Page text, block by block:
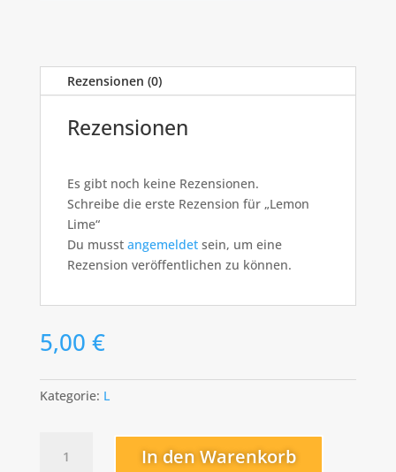
Rezensionen (0)
Rezensionen
Es gibt noch keine Rezensionen.
Schreibe die erste Rezension für „Lemon
Lime“
Du musst angemeldetsein, um eine
Rezension veröffentlichen zu können.
5,00 €
Kategorie: L
Lime
In den Warenkorb